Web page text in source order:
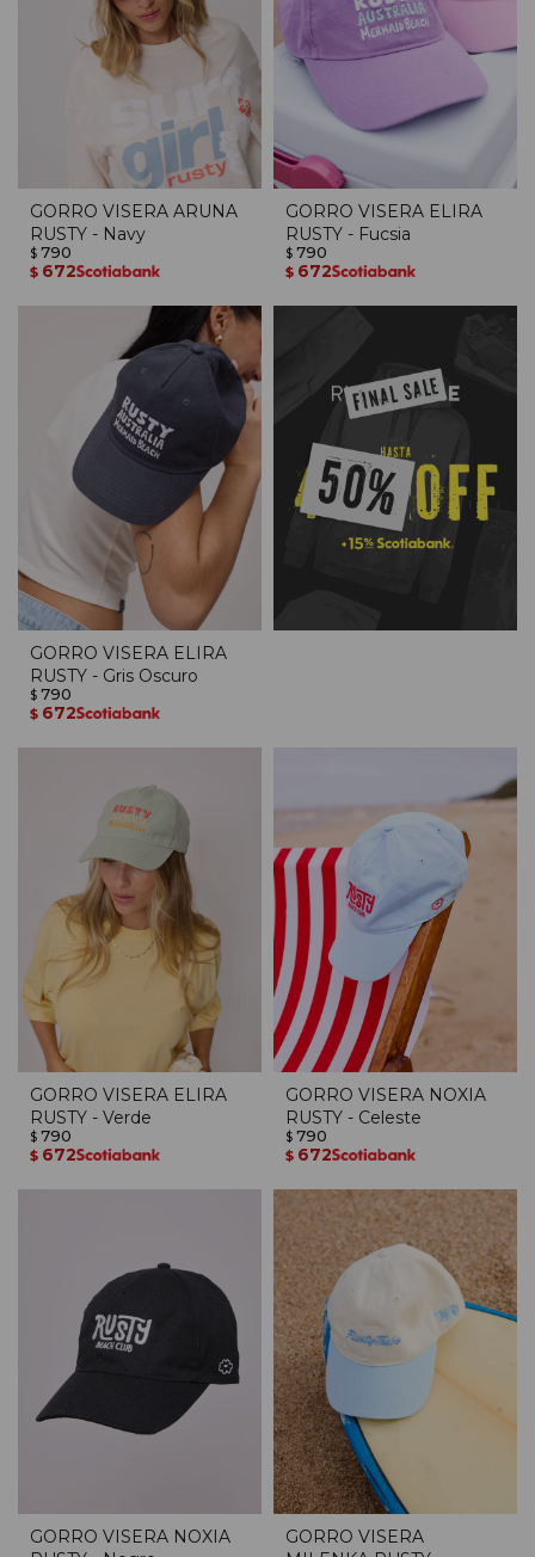
GORRO VISERA ARUNA
RUSTY - Navy
$ 790
$ 672
GORRO VISERA ELIRA
RUSTY - Fucsia
$ 790
$ 672
GORRO VISERA ELIRA
RUSTY - Gris Oscuro
$ 790
$ 672
GORRO VISERA ELIRA
RUSTY - Verde
$ 790
$ 672
GORRO VISERA NOXIA
RUSTY - Celeste
$ 790
$ 672
GORRO VISERA NOXIA
GORRO VISERA